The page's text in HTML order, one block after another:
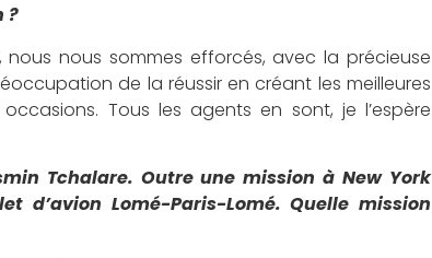
?
nous sommes efforcés, avec la précieuse
de la réussir en créant les meilleures
Tous les agents en sont, je l’espère
Tchalare. Outre une mission à New York
d’avion Lomé-Paris-Lomé. Quelle mission